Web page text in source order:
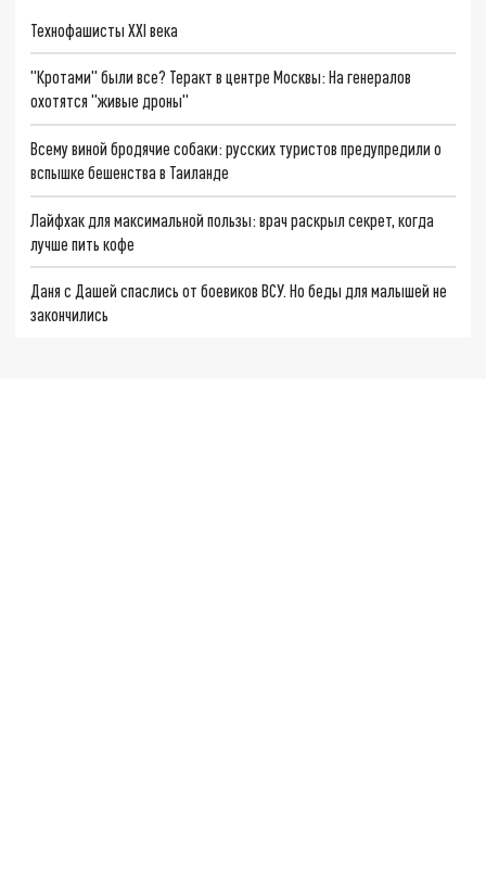
Технофашисты XXI века
"Кротами" были все? Теракт в центре Москвы: На генералов
охотятся "живые дроны"
Всему виной бродячие собаки: русских туристов предупредили о
вспышке бешенства в Таиланде
Лайфхак для максимальной пользы: врач раскрыл секрет, когда
лучше пить кофе
Даня с Дашей спаслись от боевиков ВСУ. Но беды для малышей не
закончились